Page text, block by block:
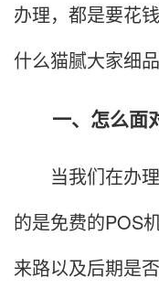
办理，都是要花
什么猫腻大家细品
一、怎么面
当我们在办理
的是免费的POS
来路以及后期是